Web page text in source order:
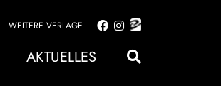
WEITERE VERLAGE
Zur
springen
Zum
springen
AKTUELLES